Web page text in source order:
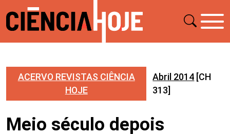
ACERVO REVISTAS CIÊNCIA
HOJE
Abril 2014 [CH
313]
Meio século depois